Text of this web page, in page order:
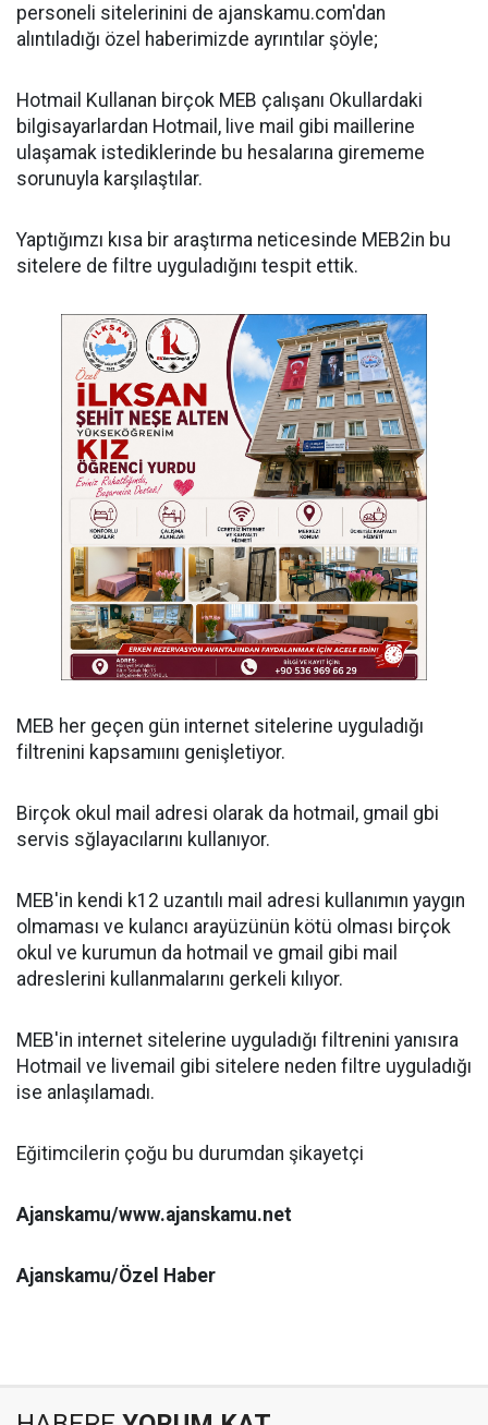
personeli sitelerinini de ajanskamu.com'dan
alıntıladığı özel haberimizde ayrıntılar şöyle;
Hotmail Kullanan birçok MEB çalışanı Okullardaki
bilgisayarlardan Hotmail, live mail gibi maillerine
ulaşamak istediklerinde bu hesalarına girememe
sorunuyla karşılaştılar.
Yaptığımzı kısa bir araştırma neticesinde MEB2in bu
sitelere de filtre uyguladığını tespit ettik.
MEB her geçen gün internet sitelerine uyguladığı
filtrenini kapsamıını genişletiyor.
Birçok okul mail adresi olarak da hotmail, gmail gbi
servis sğlayacılarını kullanıyor.
MEB'in kendi k12 uzantılı mail adresi kullanımın yaygın
olmaması ve kulancı arayüzünün kötü olması birçok
okul ve kurumun da hotmail ve gmail gibi mail
adreslerini kullanmalarını gerkeli kılıyor.
MEB'in internet sitelerine uyguladığı filtrenini yanısıra
Hotmail ve livemail gibi sitelere neden filtre uyguladığı
ise anlaşılamadı.
Eğitimcilerin çoğu bu durumdan şikayetçi
Ajanskamu/www.ajanskamu.net
Ajanskamu/Özel Haber